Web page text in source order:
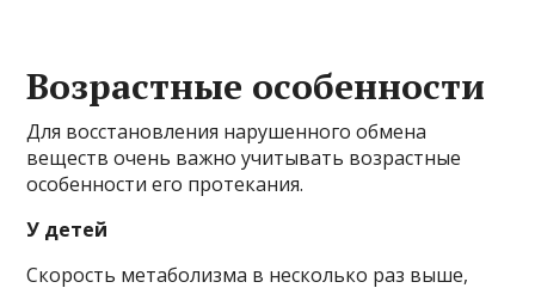
Возрастные особенности
Для восстановления нарушенного обмена
веществ очень важно учитывать возрастные
особенности его протекания.
У детей
Скорость метаболизма в несколько раз выше,